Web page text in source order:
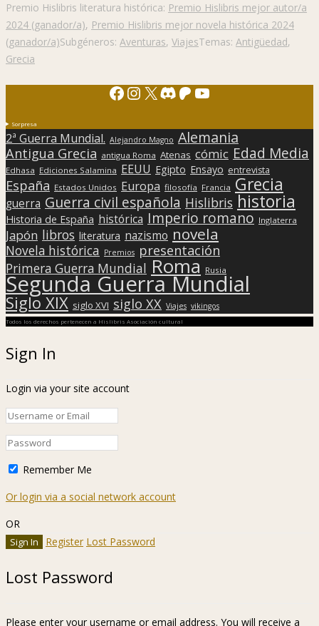
Premio Hislibris literatura histórica: Premio Hislibris mejor autor/a
2024 (ganador/a), Premio Hislibris mejor novela histórica 2024
(ganador/a)Subgéneros: Aventuras, ViajesTemas: Antigüedad,
Grecia
Facebook
Instagram
X Discord
Patreon
YouTube
Sorpresa
2ª Guerra Mundial. Alejandro Magno Alemania
Antigua Grecia antigua Roma Atenas cómic Edad Media
Edhasa Ediciones Salamina EEUU Egipto Ensayo entrevista
España Estados Unidos Europa filosofía Francia Grecia
guerra Guerra civil española Hislibris historia
Historia de España histórica Imperio romano Inglaterra
Japón libros literatura nazismo novela
Novela histórica Premios presentación
Primera Guerra Mundial Roma Rusia
Segunda Guerra Mundial
Siglo XIX siglo XVI siglo XX Viajes vikingos
Todos los derechos pertenecen a Hislibris Asociación cultural
Sign In
Login via your site account
Remember Me
Or login via a social network account
OR
Register Lost Password
Lost Password
Please enter your username or email address. You will receive a